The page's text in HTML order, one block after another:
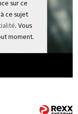
sur ce
ce sujet
. Vous
moment.